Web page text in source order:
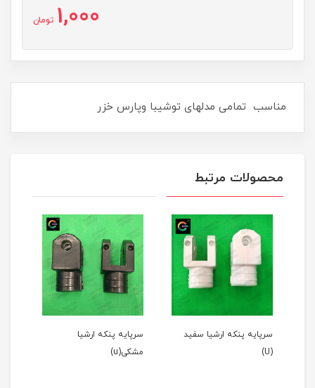
1,000 تومان
مناسب تمامی مدلهای توشیبا وپارس خزر
محصولات مرتبط
سرپایه پنکه ارشیا
قالپاق پنکه ثانی رنگ
طوسی (فابریک)